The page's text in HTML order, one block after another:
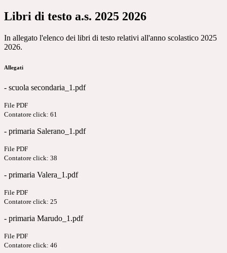
Libri di testo a.s. 2025 2026
In allegato l'elenco dei libri di testo relativi all'anno scolastico 2025
2026.
Allegati
- scuola secondaria_1.pdf
File PDF
Contatore click: 61
- primaria Salerano_1.pdf
File PDF
Contatore click: 38
- primaria Valera_1.pdf
File PDF
Contatore click: 25
- primaria Marudo_1.pdf
File PDF
Contatore click: 46